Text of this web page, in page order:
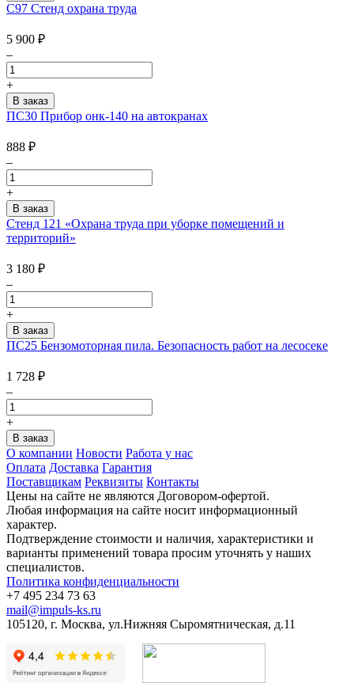
С97 Стенд охрана труда
5 900 ₽
–
+
ПС30 Прибор онк-140 на автокранах
888 ₽
–
+
Стенд 121 «Охрана труда при уборке помещений и
территорий»
3 180 ₽
–
+
ПС25 Бензомоторная пила. Безопасность работ на лесосеке
1 728 ₽
–
+
О компании Новости Работа у нас
Оплата Доставка Гарантия
Поставщикам Реквизиты Контакты
Цены на сайте не являются Договором-офертой.
Любая информация на сайте носит информационный
характер.
Подтверждение стоимости и наличия, характеристики и
варианты применений товара просим уточнять у наших
специалистов.
Политика конфиденциальности
+7 495 234 73 63
mail@impuls-ks.ru
105120, г. Москва, ул.Нижняя Сыромятническая, д.11